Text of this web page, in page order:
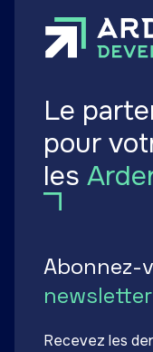
Le
pour
les
Abonnez-
newsletter
Recevez les